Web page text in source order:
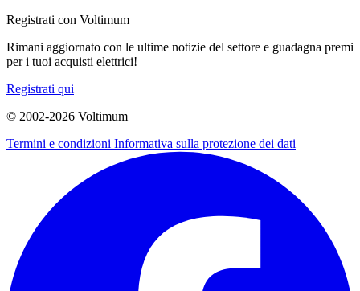
Registrati con Voltimum
Rimani aggiornato con le ultime notizie del settore e guadagna premi
per i tuoi acquisti elettrici!
Registrati qui
© 2002-2026 Voltimum
Termini e condizioni Informativa sulla protezione dei dati